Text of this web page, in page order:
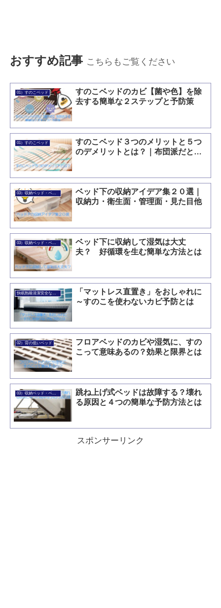
おすすめ記事 こちらもご覧ください
01）すのこベッド
すのこベッドのカビ【菌や色】を除
去する簡単な２ステップと予防策
01）すのこベッド
すのこベッド３つのメリットと５つ
のデメリットとは？｜布団派だと…
ベッド下の収納アイデア集２０選｜
収納力・衛生面・管理面・見た目他
03）収納ベッド・ベッド下収納
ベッド下に収納して湿気は大丈
夫？ 好循環を生む簡単な方法とは
快眠熟睡清潔安全なベッド
「マットレス直置き」をおしゃれに
～すのこを使わないカビ予防とは
02）背の低いベッド
フロアベッドのカビや湿気に、すの
こって意味あるの？効果と限界とは
03）収納ベッド・ベッド下収納
跳ね上げ式ベッドは故障する？壊れ
る原因と４つの簡単な予防方法とは
スポンサーリンク